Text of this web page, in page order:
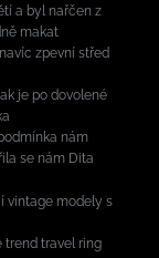
a byl nařčen z
makat
zpevní střed
je po dovolené
nám
se nám Dita
vintage modely s
trend travel ring